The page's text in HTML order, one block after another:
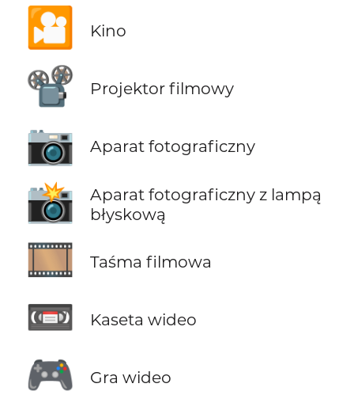
🎦 Kino
📽️ Projektor filmowy
📷 Aparat fotograficzny
📸
Aparat fotograficzny z lampą
błyskową
🎞️ Taśma filmowa
📼 Kaseta wideo
🎮 Gra wideo